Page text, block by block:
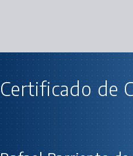
Certificado de
Android: